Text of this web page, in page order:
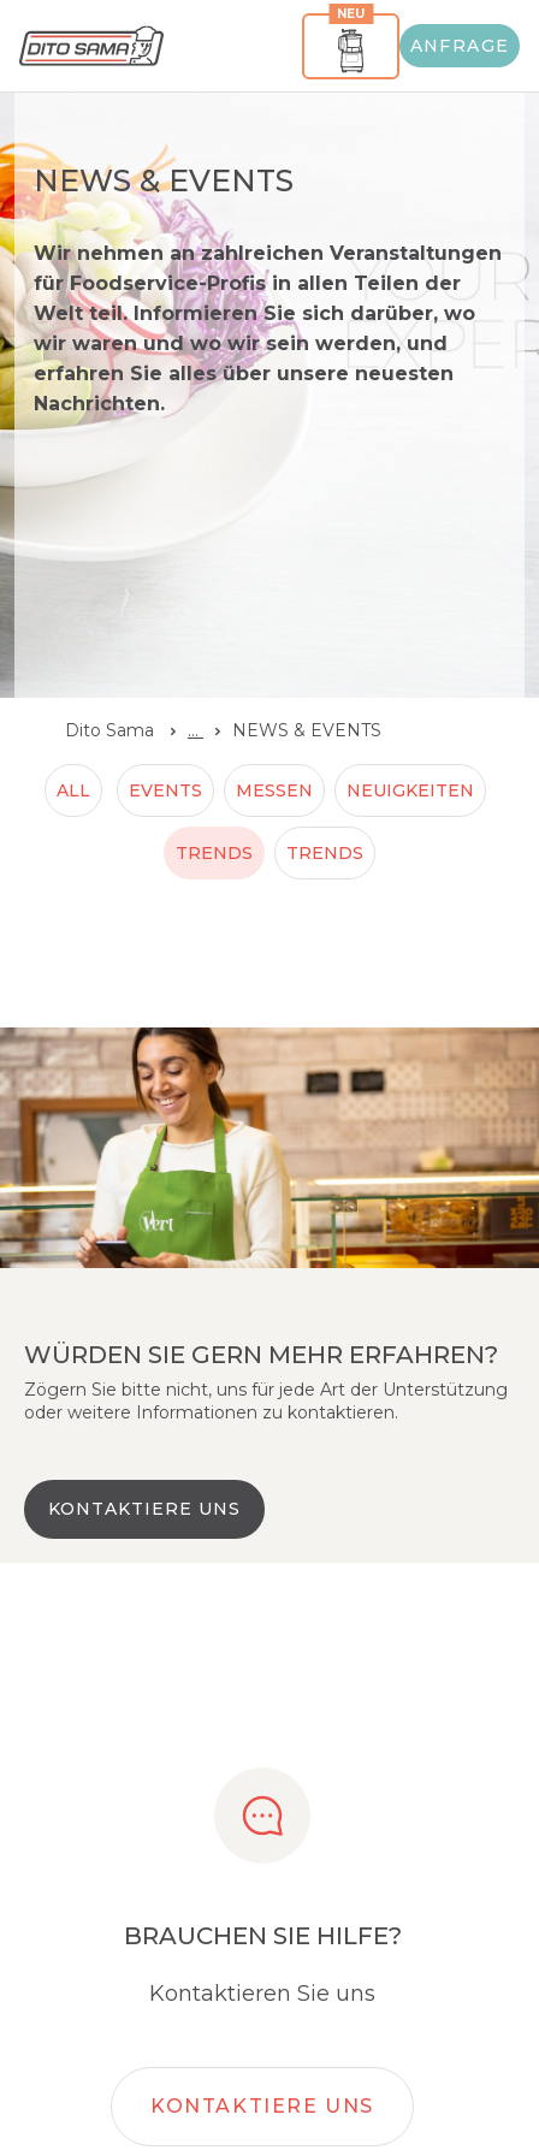
NEU
ANFRAGE
NEWS & EVENTS
Wir nehmen an zahlreichen Veranstaltungen
für Foodservice-Profis in allen Teilen der
Welt teil. Informieren Sie sich darüber, wo
wir waren und wo wir sein werden, und
erfahren Sie alles über unsere neuesten
Nachrichten.
Dito Sama ... NEWS & EVENTS
ALL EVENTS MESSEN NEUIGKEITEN
TRENDS TRENDS
WÜRDEN SIE GERN MEHR ERFAHREN?
Zögern Sie bitte nicht, uns für jede Art der Unterstützung
oder weitere Informationen zu kontaktieren.
KONTAKTIERE UNS
BRAUCHEN SIE HILFE?
Kontaktieren Sie uns
KONTAKTIERE UNS